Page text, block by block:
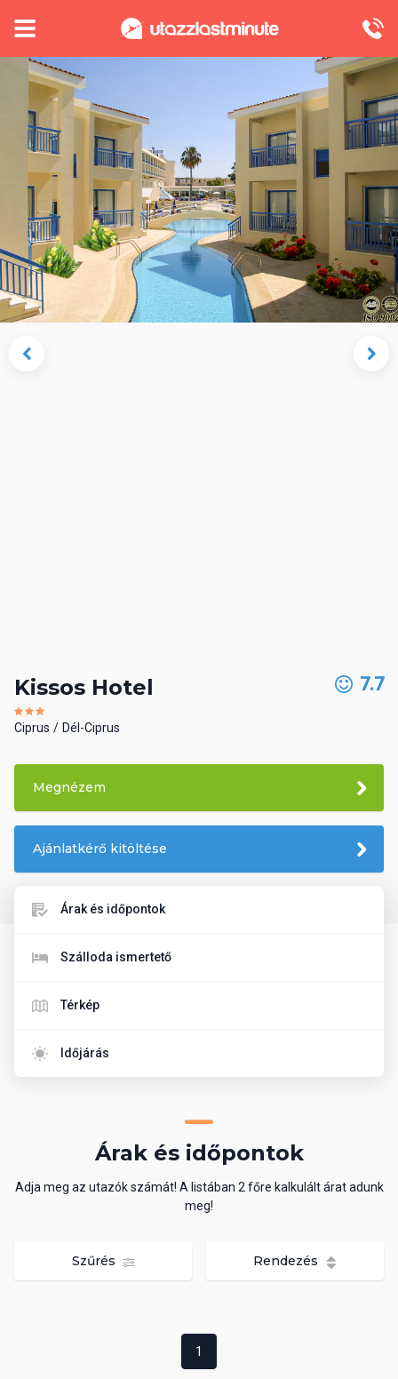
Kissos Hotel
Ciprus Dél-Ciprus
7.7
Megnézem
Ajánlatkérő kitöltése
Árak és időpontok
Szálloda ismertető
Térkép
Időjárás
Árak és időpontok
Adja meg az utazók számát! A listában 2 főre kalkulált árat adunk
meg!
Szűrés Rendezés
1